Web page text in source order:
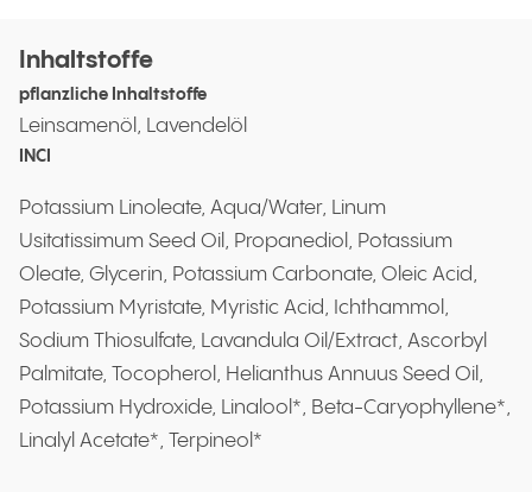
Inhaltstoffe
pflanzliche Inhaltstoffe
Leinsamenöl, Lavendelöl
INCI
Potassium Linoleate, Aqua/Water, Linum
Usitatissimum Seed Oil, Propanediol, Potassium
Oleate, Glycerin, Potassium Carbonate, Oleic Acid,
Potassium Myristate, Myristic Acid, Ichthammol,
Sodium Thiosulfate, Lavandula Oil/Extract, Ascorbyl
Palmitate, Tocopherol, Helianthus Annuus Seed Oil,
Potassium Hydroxide, Linalool*, Beta-Caryophyllene*,
Linalyl Acetate*, Terpineol*